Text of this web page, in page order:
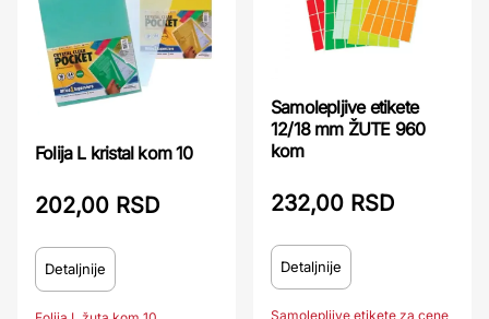
Folija L kristal kom 10
202,00 RSD
Detaljnije
Samolepljive etikete
12/18 mm ŽUTE 960
kom
232,00 RSD
Detaljnije
Samolepljive etikete za cene